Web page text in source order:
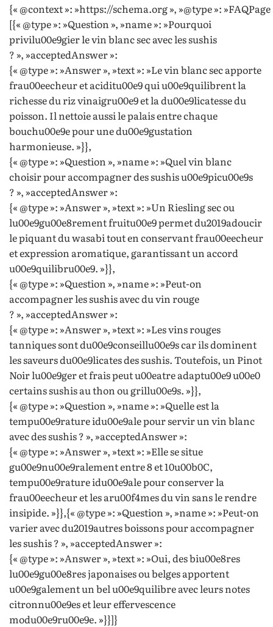
{« @context »: »https://schema.org », »@type »:
[{« @type »: »Question », »name »: »Pourquoi
privilu00e9gier le vin blanc sec avec les sushis
? », »acceptedAnswer »:
{« @type »: »Answer », »text »: »Le vin blanc sec apporte
frau00eecheur et aciditu00e9 qui u00e9quilibrent la
richesse du riz vinaigru00e9 et la du00e9licatesse du
poisson. Il nettoie aussi le palais entre chaque
bouchu00e9e pour une du00e9gustation
harmonieuse. »}},
{« @type »: »Question », »name »: »Quel vin blanc
choisir pour accompagner des sushis u00e9picu00e9s
? », »acceptedAnswer »:
{« @type »: »Answer », »text »: »Un Riesling sec ou
lu00e9gu00e8rement fruitu00e9 permet du2019adoucir
le piquant du wasabi tout en conservant frau00eecheur
et expression aromatique, garantissant un accord
u00e9quilibru00e9. »}},
{« @type »: »Question », »name »: »Peut-on
accompagner les sushis avec du vin rouge
? », »acceptedAnswer »:
{« @type »: »Answer », »text »: »Les vins rouges
tanniques sont du00e9conseillu00e9s car ils dominent
les saveurs du00e9licates des sushis. Toutefois, un Pinot
Noir lu00e9ger et frais peut u00eatre adaptu00e9 u00e0
certains sushis au thon ou grillu00e9s. »}},
{« @type »: »Question », »name »: »Quelle est la
tempu00e9rature idu00e9ale pour servir un vin blanc
avec des sushis ? », »acceptedAnswer »:
{« @type »: »Answer », »text »: »Elle se situe
gu00e9nu00e9ralement entre 8 et 10u00b0C,
tempu00e9rature idu00e9ale pour conserver la
frau00eecheur et les aru00f4mes du vin sans le rendre
insipide. »}},{« @type »: »Question », »name »: »Peut-on
varier avec du2019autres boissons pour accompagner
les sushis ? », »acceptedAnswer »:
{« @type »: »Answer », »text »: »Oui, des biu00e8res
lu00e9gu00e8res japonaises ou belges apportent
u00e9galement un bel u00e9quilibre avec leurs notes
citronnu00e9es et leur effervescence
modu00e9ru00e9e. »}}]}